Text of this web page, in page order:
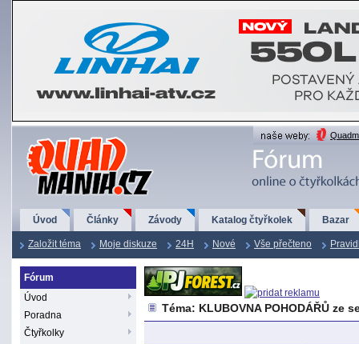
QuadMania.cz
Úvod Články Závody Katalog čtyřkolek Bazar
Založit téma Moje diskuze 24H Nové Vše přečteno
Fórum
Úvod
Poradna
Čtyřkolky
Téma: KLUBOVNA POHODÁŘŮ ze